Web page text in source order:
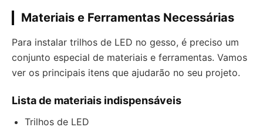
Materiais e Ferramentas Necessárias
Para instalar trilhos de LED no gesso, é preciso um
conjunto especial de materiais e ferramentas. Vamos
ver os principais itens que ajudarão no seu projeto.
Lista de materiais indispensáveis
Trilhos de LED